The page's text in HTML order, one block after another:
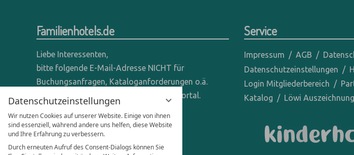
Datenschutzeinstellungen
Wir nutzen Cookies auf unserer Website. Einige von ihnen
sind essenziell, während andere uns helfen, diese Website
und Ihre Erfahrung zu verbessern.
Durch erneuten Aufruf des Consent-Dialogs können Sie
Familienhotels.de
Liebe Interessenten,
bitte folgende E-Mail-Adresse NICHT für
Buchungsanfragen, Kataloganforderungen o.ä.
verwenden - wir sind ein reines Online-Portal.
Anfragen dieser Art bitte direkt an die
entsprechenden Hotels senden.
Anfragen für Hoteliers & Agenturen:
Service
Impressum AGB
Datenschutzeinstellungen
Login Mitgliederbereich
Katalog
Löwi Auszeichnung